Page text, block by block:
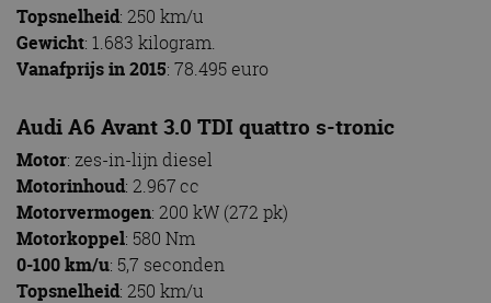
Topsnelheid: 250 km/u
Gewicht: 1.683 kilogram.
Vanafprijs in 2015: 78.495 euro
Audi A6 Avant 3.0 TDI quattro s-tronic
Motor: zes-in-lijn diesel
Motorinhoud: 2.967 cc
Motorvermogen: 200 kW (272 pk)
Motorkoppel: 580 Nm
0-100 km/u: 5,7 seconden
Topsnelheid: 250 km/u